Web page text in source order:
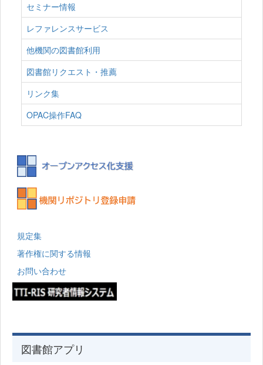
セミナー情報
レファレンスサービス
他機関の図書館利用
図書館リクエスト・推薦
リンク集
OPAC操作FAQ
規定集
著作権に関する情報
お問い合わせ
図書館アプリ